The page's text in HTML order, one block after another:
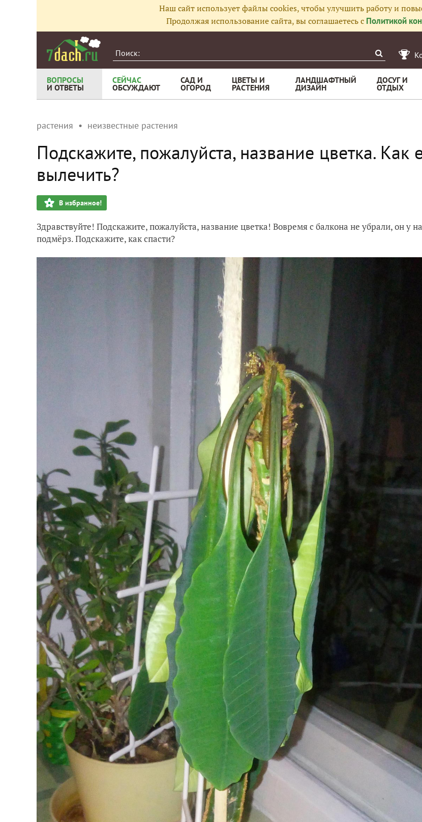
Наш сайт использует файлы cookies, чтобы улучшить работу и
Продолжая использование сайта, вы соглашаетесь с Политикой
ВОПРОСЫ
И ОТВЕТЫ
СЕЙЧАС
ОБСУЖДАЮТ
САД И
ОГОРОД
ЦВЕТЫ И
РАСТЕНИЯ
ЛАНДШАФТНЫЙ
ДИЗАЙН
ДОСУГ И
ОТДЫХ
растения неизвестные растения
Подскажите, пожалуйста, название цветка. Как
вылечить?
В избранное!
Здравствуйте! Подскажите, пожалуйста, название цветка! Вовремя с балкона не убрали, он у
подмёрз. Подскажите, как спасти?